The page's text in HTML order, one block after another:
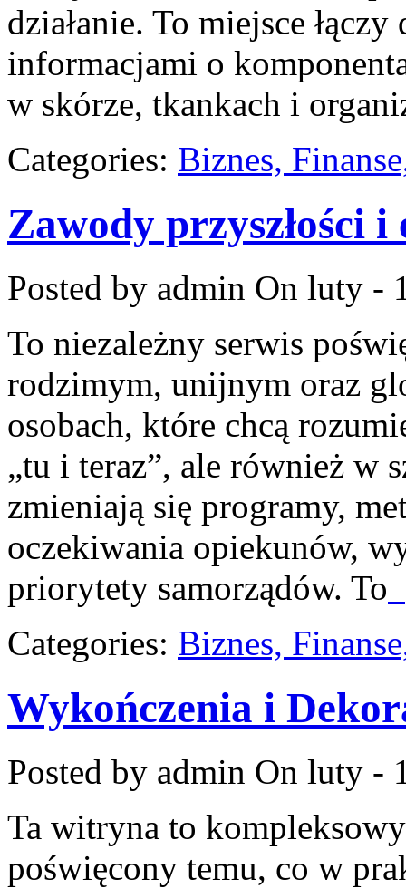
działanie. To miejsce
informacjami o
w skórze, tkankach i
Categories: Biznes,
Zawody przyszłości
Posted by admin On luty -
To niezależny serwis
rodzimym, unijnym oraz
osobach, które chcą
„tu i teraz”, ale również w
zmieniają się programy,
oczekiwania opiekunów,
priorytety samorządów. To
Categories: Biznes,
Wykończenia i
Posted by admin On luty -
Ta witryna to
poświęcony temu, co w